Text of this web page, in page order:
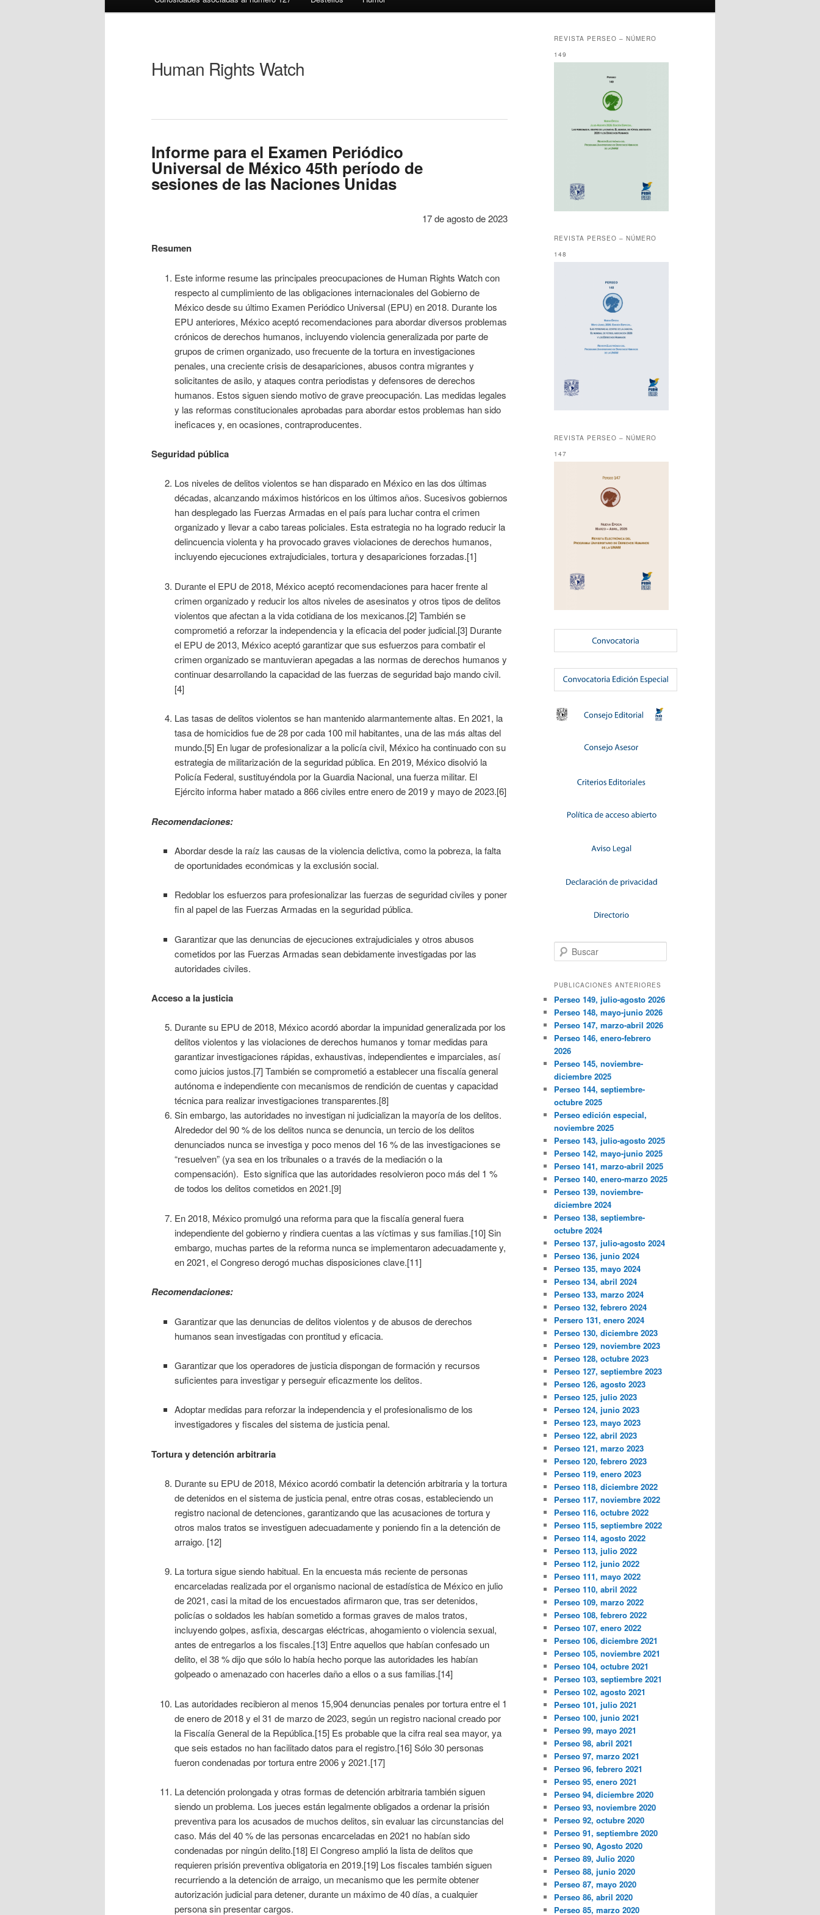
Human Rights Watch
Informe para el Examen Periódico
Universal de México 45th período de
sesiones de las Naciones Unidas
17 de agosto de 2023
Resumen
Este informe resume las principales preocupaciones de Human Rights Watch con
respecto al cumplimiento de las obligaciones internacionales del Gobierno de
México desde su último Examen Periódico Universal (EPU) en 2018. Durante los
EPU anteriores, México aceptó recomendaciones para abordar diversos problemas
crónicos de derechos humanos, incluyendo violencia generalizada por parte de
grupos de crimen organizado, uso frecuente de la tortura en investigaciones
penales, una creciente crisis de desapariciones, abusos contra migrantes y
solicitantes de asilo, y ataques contra periodistas y defensores de derechos
humanos. Estos siguen siendo motivo de grave preocupación. Las medidas legales
y las reformas constitucionales aprobadas para abordar estos problemas han sido
ineficaces y, en ocasiones, contraproducentes.
Seguridad pública
Los niveles de delitos violentos se han disparado en México en las dos últimas
décadas, alcanzando máximos históricos en los últimos años. Sucesivos gobiernos
han desplegado las Fuerzas Armadas en el país para luchar contra el crimen
organizado y llevar a cabo tareas policiales. Esta estrategia no ha logrado reducir la
delincuencia violenta y ha provocado graves violaciones de derechos humanos,
incluyendo ejecuciones extrajudiciales, tortura y desapariciones forzadas.[1]
Durante el EPU de 2018, México aceptó recomendaciones para hacer frente al
crimen organizado y reducir los altos niveles de asesinatos y otros tipos de delitos
violentos que afectan a la vida cotidiana de los mexicanos.[2] También se
comprometió a reforzar la independencia y la eficacia del poder judicial.[3] Durante
el EPU de 2013, México aceptó garantizar que sus esfuerzos para combatir el
crimen organizado se mantuvieran apegadas a las normas de derechos humanos y
continuar desarrollando la capacidad de las fuerzas de seguridad bajo mando civil.
[4]
Las tasas de delitos violentos se han mantenido alarmantemente altas. En 2021, la
tasa de homicidios fue de 28 por cada 100 mil habitantes, una de las más altas del
mundo.[5] En lugar de profesionalizar a la policía civil, México ha continuado con su
estrategia de militarización de la seguridad pública. En 2019, México disolvió la
Policía Federal, sustituyéndola por la Guardia Nacional, una fuerza militar. El
Ejército informa haber matado a 866 civiles entre enero de 2019 y mayo de 2023.[6]
Recomendaciones:
Abordar desde la raíz las causas de la violencia delictiva, como la pobreza, la falta
de oportunidades económicas y la exclusión social.
Redoblar los esfuerzos para profesionalizar las fuerzas de seguridad civiles y poner
fin al papel de las Fuerzas Armadas en la seguridad pública.
Garantizar que las denuncias de ejecuciones extrajudiciales y otros abusos
cometidos por las Fuerzas Armadas sean debidamente investigadas por las
autoridades civiles.
Acceso a la justicia
Durante su EPU de 2018, México acordó abordar la impunidad generalizada por los
delitos violentos y las violaciones de derechos humanos y tomar medidas para
garantizar investigaciones rápidas, exhaustivas, independientes e imparciales, así
como juicios justos.[7] También se comprometió a establecer una fiscalía general
autónoma e independiente con mecanismos de rendición de cuentas y capacidad
técnica para realizar investigaciones transparentes.[8]
Sin embargo, las autoridades no investigan ni judicializan la mayoría de los delitos.
Alrededor del 90 % de los delitos nunca se denuncia, un tercio de los delitos
denunciados nunca se investiga y poco menos del 16 % de las investigaciones se
“resuelven” (ya sea en los tribunales o a través de la mediación o la
compensación). Esto significa que las autoridades resolvieron poco más del 1 %
de todos los delitos cometidos en 2021.[9]
En 2018, México promulgó una reforma para que la fiscalía general fuera
independiente del gobierno y rindiera cuentas a las víctimas y sus familias.[10] Sin
embargo, muchas partes de la reforma nunca se implementaron adecuadamente y,
en 2021, el Congreso derogó muchas disposiciones clave.[11]
Recomendaciones:
Garantizar que las denuncias de delitos violentos y de abusos de derechos
humanos sean investigadas con prontitud y eficacia.
Garantizar que los operadores de justicia dispongan de formación y recursos
suficientes para investigar y perseguir eficazmente los delitos.
Adoptar medidas para reforzar la independencia y el profesionalismo de los
investigadores y fiscales del sistema de justicia penal.
Tortura y detención arbitraria
Durante su EPU de 2018, México acordó combatir la detención arbitraria y la tortura
de detenidos en el sistema de justicia penal, entre otras cosas, estableciendo un
registro nacional de detenciones, garantizando que las acusaciones de tortura y
otros malos tratos se investiguen adecuadamente y poniendo fin a la detención de
arraigo. [12]
La tortura sigue siendo habitual. En la encuesta más reciente de personas
encarceladas realizada por el organismo nacional de estadística de México en julio
de 2021, casi la mitad de los encuestados afirmaron que, tras ser detenidos,
policías o soldados les habían sometido a formas graves de malos tratos,
incluyendo golpes, asfixia, descargas eléctricas, ahogamiento o violencia sexual,
antes de entregarlos a los fiscales.[13] Entre aquellos que habían confesado un
delito, el 38 % dijo que sólo lo había hecho porque las autoridades les habían
golpeado o amenazado con hacerles daño a ellos o a sus familias.[14]
Las autoridades recibieron al menos 15,904 denuncias penales por tortura entre el 1
de enero de 2018 y el 31 de marzo de 2023, según un registro nacional creado por
la Fiscalía General de la República.[15] Es probable que la cifra real sea mayor, ya
que seis estados no han facilitado datos para el registro.[16] Sólo 30 personas
fueron condenadas por tortura entre 2006 y 2021.[17]
La detención prolongada y otras formas de detención arbitraria también siguen
siendo un problema. Los jueces están legalmente obligados a ordenar la prisión
preventiva para los acusados de muchos delitos, sin evaluar las circunstancias del
caso. Más del 40 % de las personas encarceladas en 2021 no habían sido
condenadas por ningún delito.[18] El Congreso amplió la lista de delitos que
requieren prisión preventiva obligatoria en 2019.[19] Los fiscales también siguen
recurriendo a la detención de arraigo, un mecanismo que les permite obtener
autorización judicial para detener, durante un máximo de 40 días, a cualquier
persona sin presentar cargos.
REVISTA PERSEO – NÚMERO
149
REVISTA PERSEO – NÚMERO
148
REVISTA PERSEO – NÚMERO
147
Buscar
PUBLICACIONES ANTERIORES
Perseo 149, julio-agosto 2026
Perseo 148, mayo-junio 2026
Perseo 147, marzo-abril 2026
Perseo 146, enero-febrero
2026
Perseo 145, noviembre-
diciembre 2025
Perseo 144, septiembre-
octubre 2025
Perseo edición especial,
noviembre 2025
Perseo 143, julio-agosto 2025
Perseo 142, mayo-junio 2025
Perseo 141, marzo-abril 2025
Perseo 140, enero-marzo 2025
Perseo 139, noviembre-
diciembre 2024
Perseo 138, septiembre-
octubre 2024
Perseo 137, julio-agosto 2024
Perseo 136, junio 2024
Perseo 135, mayo 2024
Perseo 134, abril 2024
Perseo 133, marzo 2024
Perseo 132, febrero 2024
Persero 131, enero 2024
Perseo 130, diciembre 2023
Perseo 129, noviembre 2023
Perseo 128, octubre 2023
Perseo 127, septiembre 2023
Perseo 126, agosto 2023
Perseo 125, julio 2023
Perseo 124, junio 2023
Perseo 123, mayo 2023
Perseo 122, abril 2023
Perseo 121, marzo 2023
Perseo 120, febrero 2023
Perseo 119, enero 2023
Perseo 118, diciembre 2022
Perseo 117, noviembre 2022
Perseo 116, octubre 2022
Perseo 115, septiembre 2022
Perseo 114, agosto 2022
Perseo 113, julio 2022
Perseo 112, junio 2022
Perseo 111, mayo 2022
Perseo 110, abril 2022
Perseo 109, marzo 2022
Perseo 108, febrero 2022
Perseo 107, enero 2022
Perseo 106, diciembre 2021
Perseo 105, noviembre 2021
Perseo 104, octubre 2021
Perseo 103, septiembre 2021
Perseo 102, agosto 2021
Perseo 101, julio 2021
Perseo 100, junio 2021
Perseo 99, mayo 2021
Perseo 98, abril 2021
Perseo 97, marzo 2021
Perseo 96, febrero 2021
Perseo 95, enero 2021
Perseo 94, diciembre 2020
Perseo 93, noviembre 2020
Perseo 92, octubre 2020
Perseo 91, septiembre 2020
Perseo 90, Agosto 2020
Perseo 89, Julio 2020
Perseo 88, junio 2020
Perseo 87, mayo 2020
Perseo 86, abril 2020
Perseo 85, marzo 2020